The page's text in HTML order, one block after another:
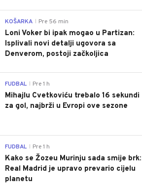
KOŠARKA Pre 56 min
Loni Voker bi ipak mogao u Partizan:
Isplivali novi detalji ugovora sa
Denverom, postoji začkoljica
FUDBAL Pre 1 h
Mihajlu Cvetkoviću trebalo 16 sekundi
za gol, najbrži u Evropi ove sezone
FUDBAL Pre 1 h
Kako se Žozeu Murinju sada smije brk:
Real Madrid je upravo prevario cijelu
planetu